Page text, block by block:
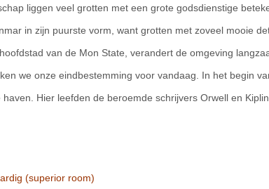
liggen veel grotten met een grote godsdienstige
in zijn puurste vorm, want grotten met zoveel mooie
van de Mon State, verandert de omgeving
we onze eindbestemming voor vandaag. In het begin
Hier leefden de beroemde schrijvers Orwell en
(superior room)